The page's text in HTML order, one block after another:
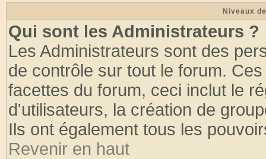
Niveaux
Qui sont les Administrateurs ?
Les Administrateurs sont des
de contrôle sur tout le forum.
facettes du forum, ceci inclut le
d'utilisateurs, la création de
Ils ont également tous les
Revenir en haut